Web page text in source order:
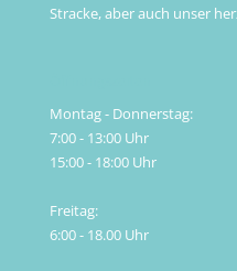
Stracke, aber auch unser
Montag - Donnerstag:
7:00 - 13:00 Uhr
15:00 - 18:00 Uhr
Freitag:
6:00 - 18.00 Uhr